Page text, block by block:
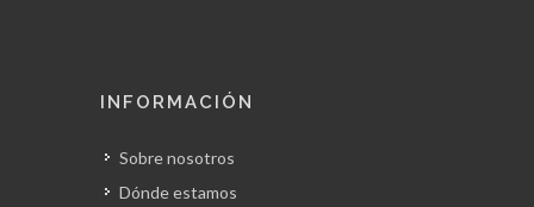
INFORMACIÓN
Sobre nosotros
Dónde estamos